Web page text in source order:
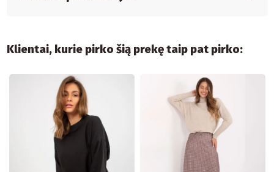
Klientai, kurie pirko šią prekę taip pat pirko: